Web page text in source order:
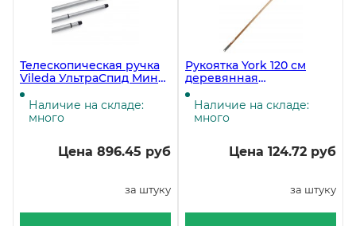
Телескопическая ручка
Vileda УльтраСпид Мини
84-144 см
Наличие на складе:
много
Цена 896.45 руб
за штуку
Рукоятка York 120 см
деревянная
лакированная c резьбой
Наличие на складе:
много
Цена 124.72 руб
за штуку